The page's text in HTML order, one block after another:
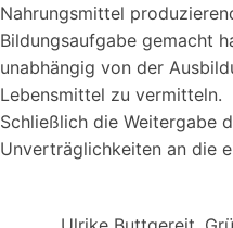
Nahrungsmittel
Bildungsaufgabe gemacht
unabhängig von der
Lebensmittel zu vermitteln.
Schließlich die Weitergabe
Unverträglichkeiten an die